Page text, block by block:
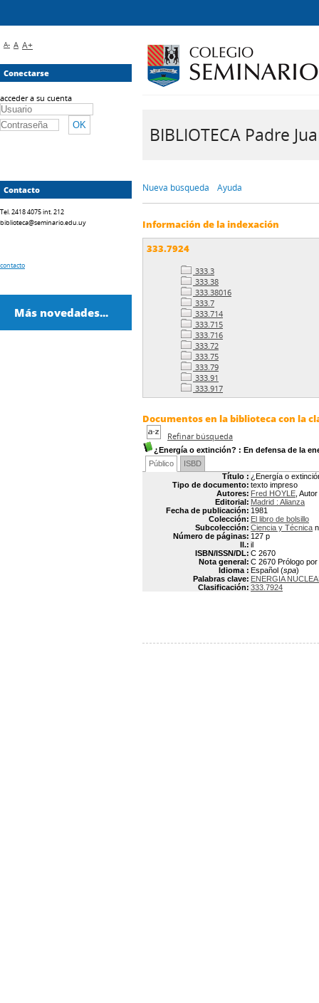
BIBLIOTECA Padre
Nueva búsqueda Ayuda
Información de la indexación
333.7924
333.3
333.38
333.38016
333.7
333.714
333.715
333.716
333.72
333.75
333.79
333.91
333.917
Documentos en la biblioteca con la
Refinar búsqueda
¿Energía o extinción? : En defensa de la
Público
ISBD
Título : ¿Energía o
Tipo de documento: texto impreso
Autores: Fred HOYLE , Autor
Editorial: Madrid : Alianza
Fecha de publicación: 1981
Colección: El libro de bolsillo
Subcolección: Ciencia y Técnica
Número de páginas: 127 p
Il.: il
ISBN/ISSN/DL: C 2670
Nota general: C 2670 Prólogo
Idioma : Español (spa)
Palabras clave: ENERGIA
Clasificación: 333.7924
A- A A+
Conectarse
acceder a su cuenta
Contacto
Tel. 2418 4075 int. 212
biblioteca@seminario.edu.uy
contacto
Más novedades...